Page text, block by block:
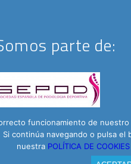
parte de:
funcionamiento de
continúa navegando o pulsa
nuestra POLÍTICA DE COOKIES